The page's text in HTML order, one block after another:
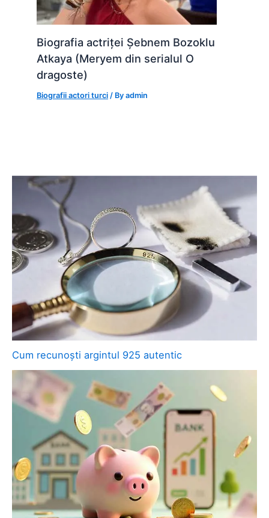
Biografia actriței Șebnem Bozoklu
Atkaya (Meryem din serialul O
dragoste)
Biografii actori turci / Byadmin
Cum recunoști argintul 925 autentic